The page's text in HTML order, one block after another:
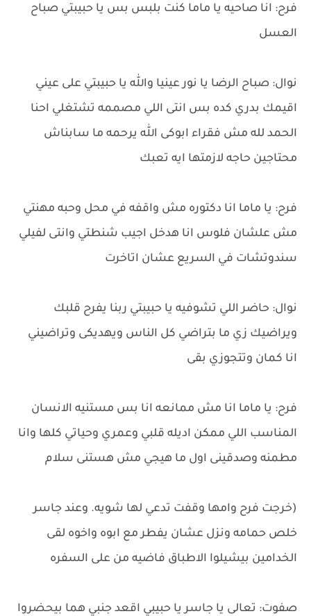
فرح: انا صاحيه يا ماما كنت بلبس بس يا حبيبتي صباح
العسل
نوال: صباح الرضا يا نور عينيا والله يا حبيبتي على عيني
اقيمك بدري كده بس انتى اللي مصممه تشتغلي احنا
الحمد لله مش فقراء ابوكى الله يرحمه ما سابناش
محتاجين حاجه لازمتها ايه تعبك
فرح: يا ماما انا دكتوره مش واقفه في محل وحبه مهنتي
مش علشان فلوس انا هدخل اجيب شنطتي وانتى لفيلي
سندوتشات في السريع عشان اتاخرت
نوال: حاضر اللي تشوفيه يا حبيبتي ربنا يفرح قلبك
ويراضيك زي ما بتراضي كل الناس ويهديكى وتراضيني
انا كمان وتتجوزي بقى
فرح: يا ماما انا مش ممانعه انا بس مستنيه الانسان
المناسب اللي ممكن اديله قلبي وعمري وحياتي كلها وانا
مطمنه وصدقينى اول ما هيجي مش هستنى سلام
(خرجت فرح وامها وقفت تدعي لها شويه. وعند جاسر
خلص حمامه ونزل عشان يفطر مع ابوه واخوه لقى
الخدامين بيشيلوا الاطباق فاضيه من على السفره
صفوت: تعالى يا جاسر يا حبيبي اقعد جنبي هما بيحضروا